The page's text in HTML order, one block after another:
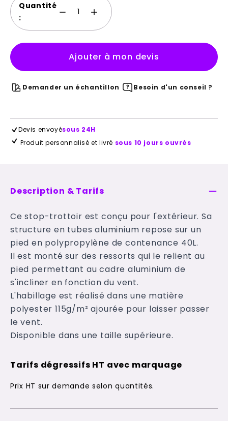
Quantité
:
Ajouter à mon devis
Demander un échantillon Besoin d'un conseil ?
Devis envoyésous 24H
Produit personnalisé et livré sous 10 jours ouvrés
Description & Tarifs
Ce stop-trottoir est conçu pour l'extérieur. Sa
structure en tubes aluminium repose sur un
pied en polypropylène de contenance 40L.
Il est monté sur des ressorts qui le relient au
pied permettant au cadre aluminium de
s'incliner en fonction du vent.
L'habillage est réalisé dans une matière
polyester 115g/m² ajourée pour laisser passer
le vent.
Disponible dans une taille supérieure.
Tarifs dégressifs HT avec marquage
Prix HT sur demande selon quantités.